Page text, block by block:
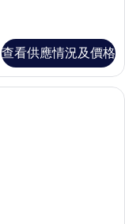
查看供應情況及價格
床單、防敏寢具、特厚